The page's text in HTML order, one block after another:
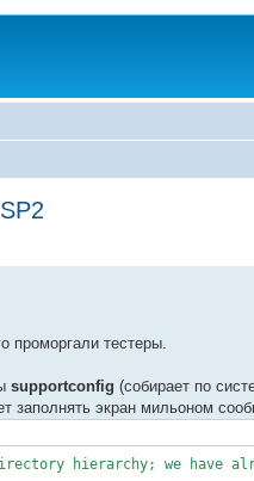
проморгали тестеры.
supportconfig (собирает по
заполнять экран мильоном
hierarchy; we have